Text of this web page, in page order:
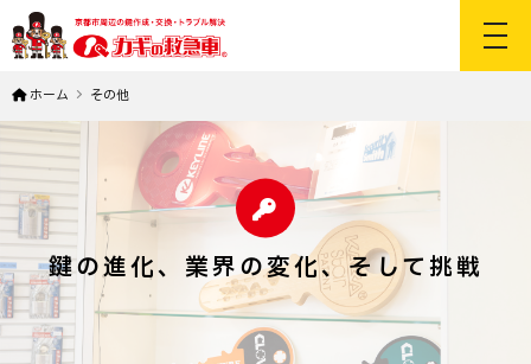
ホーム その他
鍵の進化、業界の変化、そして挑戦